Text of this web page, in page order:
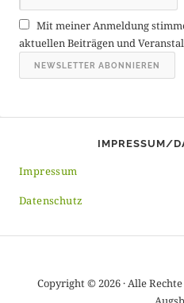
r
c
h
v
Mit meiner Anmeldung
aktuellen Beiträgen und
IMPRESSUM/
Impressum
Datenschutz
Copyright © 2026 · Alle